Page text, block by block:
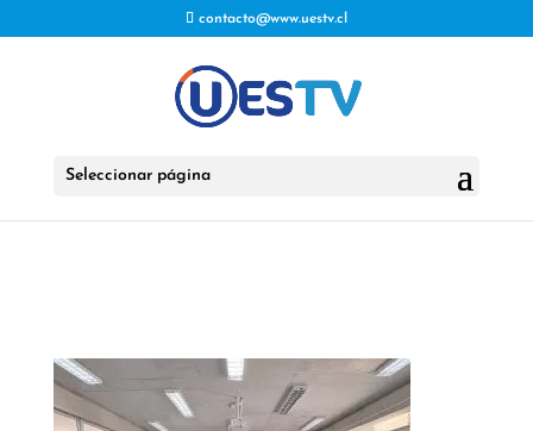
contacto@www.uestv.cl
Seleccionar página